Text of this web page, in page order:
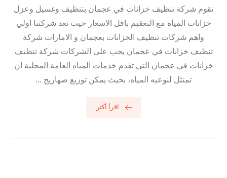
تقوم شركة تنظيف خزانات في عجمان بتنظيف وغسيل وعزل
خزانات المياه مع التعقيم باقل الاسعار حيث تعد شركتنا اولي
واهم شركات تنظيف الخزانات بعجمان و الامارات شركة
تنظيف خزانات في عجمان يجب على الشركات شركة تنظيف
خزانات في عجمان التي تقدم خدمات المياه العامة المحلية ان
تمتثل لنوعيه المياه، بحيث يمكن توزيع صهاريج ...
اقرأ أكثر